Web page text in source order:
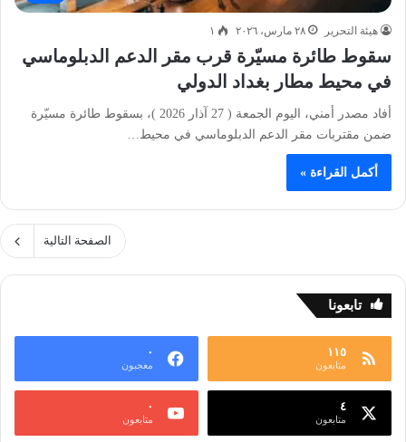
هيئة التحرير ٢٨ مارس، ٢٠٢٦ ١
سقوط طائرة مسيّرة قرب مقر الدعم الدبلوماسي
في محيط مطار بغداد الدولي
أفاد مصدر أمني، اليوم الجمعة ( 27 آذار 2026 )، بسقوط طائرة مسيّرة
ضمن مقتربات مقر الدعم الدبلوماسي في محيط…
أكمل القراءة »
الصفحة التالية
تابعونا
١١٥
متابعون
٠
معجبون
٤
متابعون
٠
متابعون